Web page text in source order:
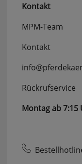
Kontakt
MPM-Team
Kontakt
Rückrufservice
Montag ab